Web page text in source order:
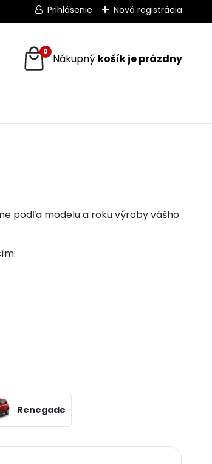
Prihlásenie Nová registrácia
0
podľa modelu a roku výroby vášho
Renegade